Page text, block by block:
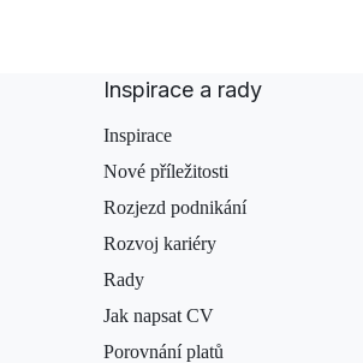
Inspirace a rady
Inspirace
Nové příležitosti
Rozjezd podnikání
Rozvoj kariéry
Rady
Jak napsat CV
Porovnání platů